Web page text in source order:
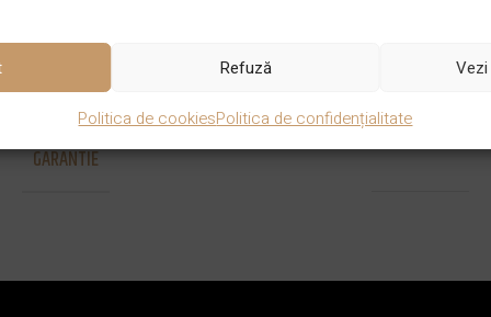
Refuză
Politica de cookiesPolitica de confidențialitate
GROSIME
GARANTIE